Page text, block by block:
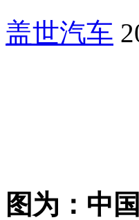
盖世汽车
图为：中